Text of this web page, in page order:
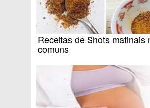
Receitas de Shots matinais
comuns